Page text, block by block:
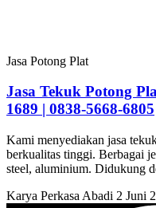
Jasa Potong Plat
Jasa Tekuk Potong
1689 | 0838-5668-6805
Kami menyediakan jasa
berkualitas tinggi. Berbagai
steel, aluminium. Didukung
Karya Perkasa Abadi 2 Juni